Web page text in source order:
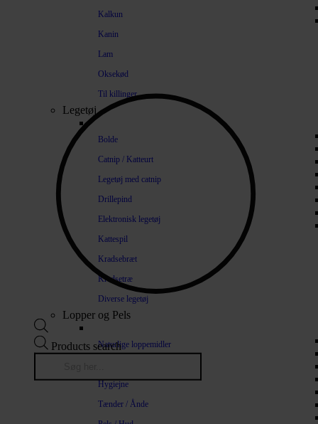
Kalkun
Kanin
Lam
Oksekød
Til killinger
Legetøj
Bolde
Catnip / Katteurt
Legetøj med catnip
Drillepind
Elektronisk legetøj
Kattespil
Kradsebræt
Kradsetræ
Diverse legetøj
Lopper og Pels
Naturlige loppemidler
Hygiejne
Tænder / Ånde
Products search